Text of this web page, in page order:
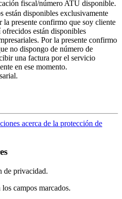
fiscal/número ATU disponible.
están disponibles exclusivamente
la presente confirmo que soy cliente
están disponibles
Por la presente confirmo
no dispongo de número de
una factura por el servicio
en ese momento.
acerca de la protección de
de privacidad.
campos marcados.